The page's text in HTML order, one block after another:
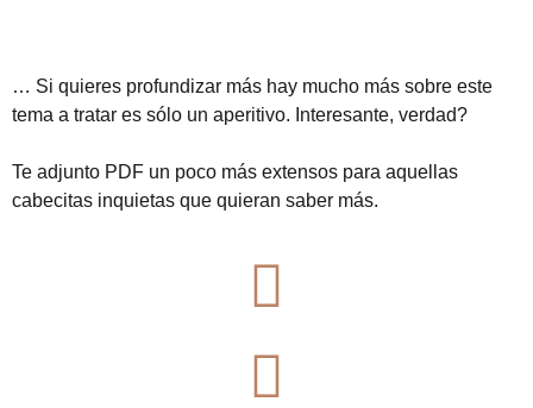
… Si quieres profundizar más hay mucho más sobre este
tema a tratar es sólo un aperitivo. Interesante, verdad?
Te adjunto PDF un poco más extensos para aquellas
cabecitas inquietas que quieran saber más.